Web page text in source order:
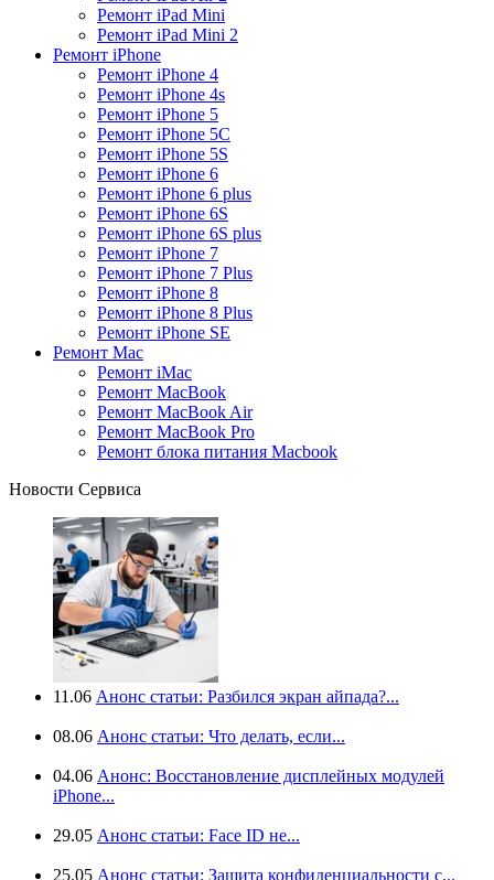
Ремонт iPad Mini
Ремонт iPad Mini 2
Ремонт iPhone
Ремонт iPhone 4
Ремонт iPhone 4s
Ремонт iPhone 5
Ремонт iPhone 5C
Ремонт iPhone 5S
Ремонт iPhone 6
Ремонт iPhone 6 plus
Ремонт iPhone 6S
Ремонт iPhone 6S plus
Ремонт iPhone 7
Ремонт iPhone 7 Plus
Ремонт iPhone 8
Ремонт iPhone 8 Plus
Ремонт iPhone SE
Ремонт Mac
Ремонт iMac
Ремонт MacBook
Ремонт MacBook Air
Ремонт MacBook Pro
Ремонт блока питания Macbook
Новости Сервиса
11.06 Анонс статьи: Разбился экран айпада?...
08.06 Анонс статьи: Что делать, если...
04.06 Анонс: Восстановление дисплейных модулей
iPhone...
29.05 Анонс статьи: Face ID не...
25.05 Анонс статьи: Защита конфиденциальности с...